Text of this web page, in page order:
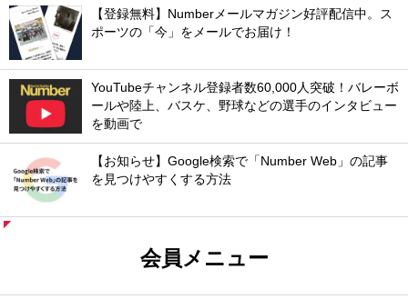
【登録無料】Numberメールマガジン好評配信中。ス
ポーツの「今」をメールでお届け！
YouTubeチャンネル登録者数60,000人突破！バレーボ
ールや陸上、バスケ、野球などの選手のインタビュー
を動画で
【お知らせ】Google検索で「Number Web」の記事
を見つけやすくする方法
会員メニュー